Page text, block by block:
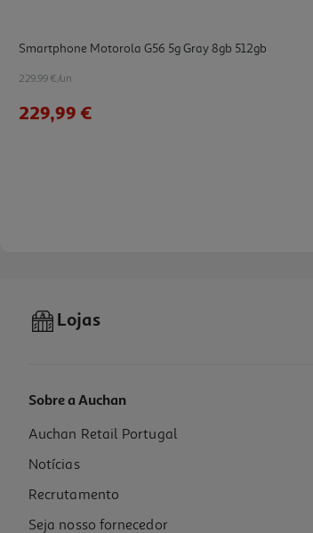
Smartphone Motorola G56 5g Gray 8gb 512gb
229.99 €/un
229,99 €
Smartphone Motorola Edge60 8/256gb Fusion Cinza
259.99 €/un
259,99 €
Lojas
Sobre a Auchan
Auchan Retail Portugal
Notícias
Recrutamento
Seja nosso fornecedor